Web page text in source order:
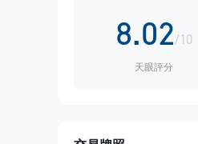
8.0
1
2
3
/10
天眼評分